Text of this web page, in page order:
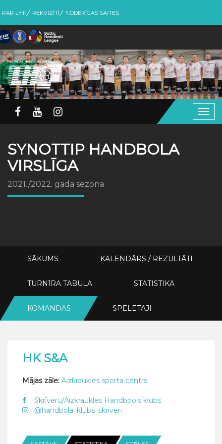
PAR LHF REKVIZĪTI NODERĪGAS SAITES
SYNOTTIP HANDBOLA
VIRSLĪGA
2021./2022. gada sezona
SĀKUMS KALENDĀRS / REZULTĀTI
TURNĪRA TABULA STATISTIKA
KOMANDAS SPĒLĒTĀJI
HK S&A
Mājas zāle: Aizkraukles sporta centrs
Skrīveru/Aizkraukles Handbools klubs
@handbola_klubs_skriveri